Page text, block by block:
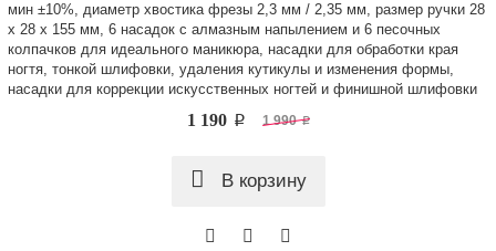
мин ±10%, диаметр хвостика фрезы 2,3 мм / 2,35 мм, размер ручки 28
х 28 х 155 мм, 6 насадок с алмазным напылением и 6 песочных
колпачков для идеального маникюра, насадки для обработки края
ногтя, тонкой шлифовки, удаления кутикулы и изменения формы,
насадки для коррекции искусственных ногтей и финишной шлифовки
1 190 p 1 990 p
В корзину